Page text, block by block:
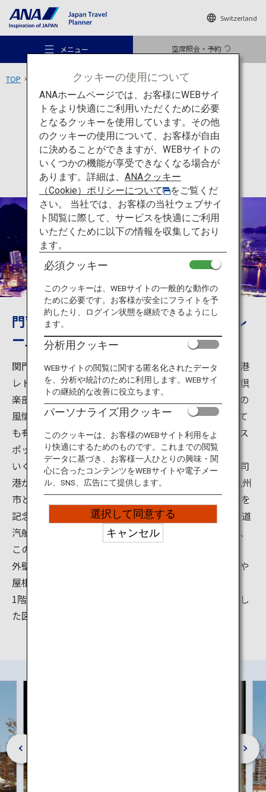
Switzerland
メニュー 空席照会・予約
おすすめの旅
旅のアイデア
行き先
旅のお役立ち情報
ANA サービス
TOP 門司港
アクティビティ 福岡
門司港
門司港レトロで街並みと名物「焼きカレ
ー」を食べよう
関門海峡エリアの中でも一際注目を集める場所、門司港
レトロは門司港駅を筆頭に、旧門司税関、旧門司三井倶
楽部など、かつての趣を残す建造物が立ち並び、当時の
風情が感じられます。バナナの叩き売り発祥の地として
も有名で、休日は威勢のいい口上を聴くことができるス
ポットです。
いくつもの風情ある建物が多く存在していますが、門司
港が中国・大連市と国際航路を結び、1979年には北九州
市と大連市が友好都市を提携し、友好都市締結15周年を
記念して、ロシア帝国が1902年に大連市に建築した鉄道
汽船会社の建物を、そっくり複製し建築されたものが、
この「国際友好記念図書館」です。
外壁は茶と白のタイルのコントラストが美しく、煙突や
屋根に取り付けた窓などのデザインも印象的です。
1階はレストラン、2階は中国・東アジアの文献を収蔵し
た図書館、3階は資料展示室となっています。
クッキーの使用について
ANAホームページでは、お客様にWEBサイ
トをより快適にご利用いただくために必要
となるクッキーを使用しています。その他
のクッキーの使用について、お客様が自由
に決めることができますが、WEBサイトの
いくつかの機能が享受できなくなる場合が
あります。詳細は、 ANAクッキー
（Cookie）ポリシーについて
をご覧くだ
さい。 当社では、お客様の当社ウェブサイ
ト閲覧に際して、サービスを快適にご利用
いただくために以下の情報を収集しており
ます。
必須クッキー
このクッキーは、WEBサイトの一般的な動作の
ために必要です。お客様が安全にフライトを予
約したり、ログイン状態を継続できるようにし
ます。
分析用クッキー
WEBサイトの閲覧に関する匿名化されたデータ
を、分析や統計のために利用します。WEBサイ
トの継続的な改善に役立ちます。
パーソナライズ用クッキー
このクッキーは、お客様のWEBサイト利用をよ
り快適にするためのものです。これまでの閲覧
データに基づき、お客様一人ひとりの興味・関
心に合ったコンテンツをWEBサイトや電子メー
ル、SNS、広告にて提供します。
選択して同意する
キャンセル